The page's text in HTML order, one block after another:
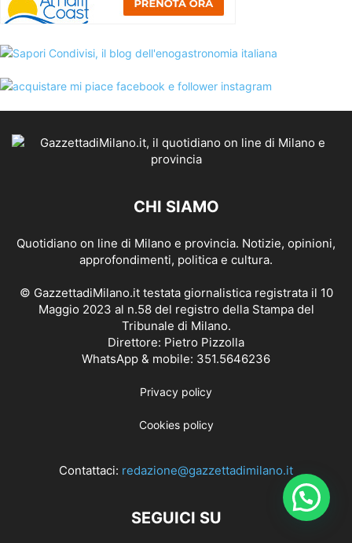
CHI SIAMO
Quotidiano on line di Milano e provincia. Notizie, opinioni,
approfondimenti, politica e cultura.
© GazzettadiMilano.it testata giornalistica registrata il 10
Maggio 2023 al n.58 del registro della Stampa del
Tribunale di Milano.
Direttore: Pietro Pizzolla
WhatsApp & mobile: 351.5646236
Privacy policy
Cookies policy
Contattaci: redazione@gazzettadimilano.it
SEGUICI SU